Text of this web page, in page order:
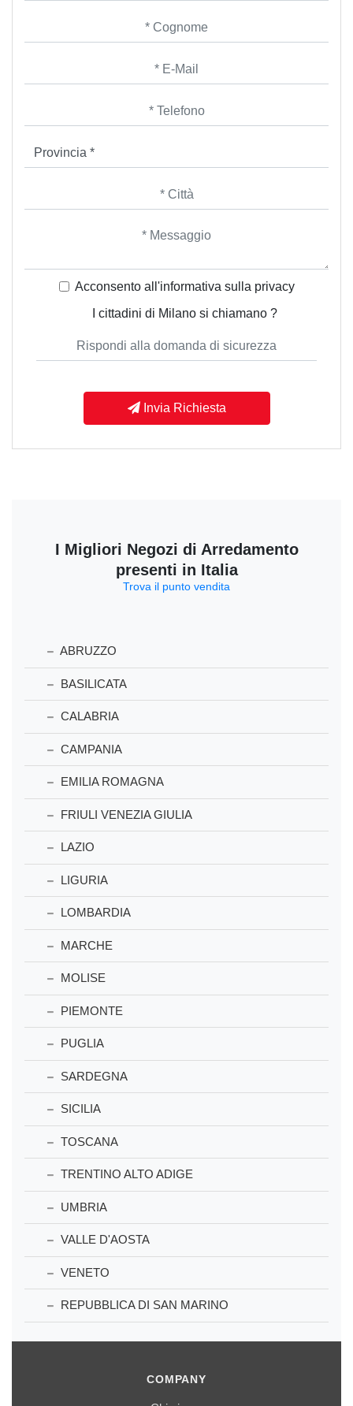
Acconsento all'informativa sulla privacy
I cittadini di Milano si chiamano ?
Invia Richiesta
I Migliori Negozi di Arredamento
presenti in Italia
Trova il punto vendita
ABRUZZO
BASILICATA
CALABRIA
CAMPANIA
EMILIA ROMAGNA
FRIULI VENEZIA GIULIA
LAZIO
LIGURIA
LOMBARDIA
MARCHE
MOLISE
PIEMONTE
PUGLIA
SARDEGNA
SICILIA
TOSCANA
TRENTINO ALTO ADIGE
UMBRIA
VALLE D'AOSTA
VENETO
REPUBBLICA DI SAN MARINO
COMPANY